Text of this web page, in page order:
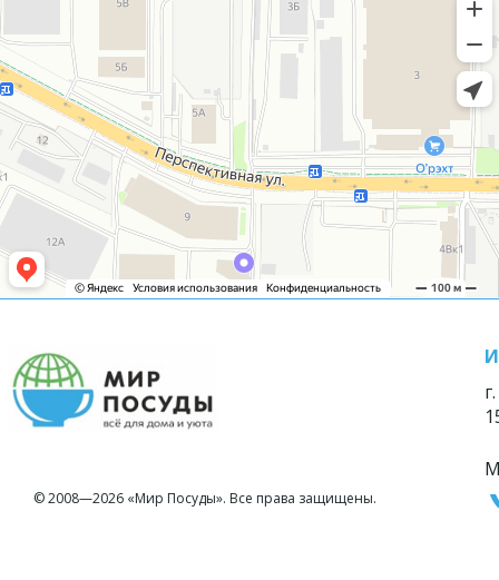
© 2008—2026 «Мир Посуды». Все права защищены.